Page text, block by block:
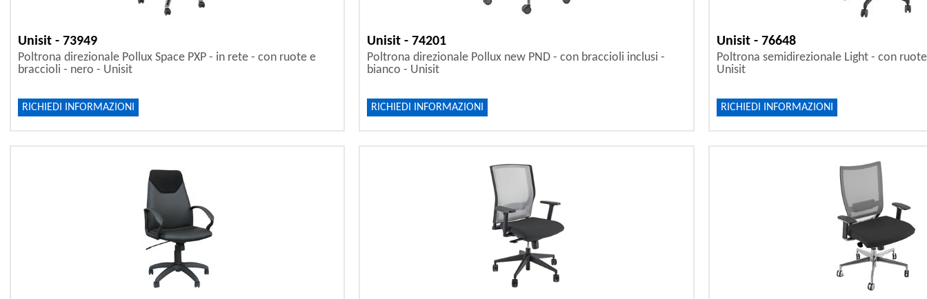
Unisit - 73949
Poltrona direzionale Pollux Space PXP - in rete - con ruote e
braccioli - nero - Unisit
RICHIEDI INFORMAZIONI
Unisit - 74201
Poltrona direzionale Pollux new PND - con braccioli inclusi -
bianco - Unisit
RICHIEDI INFORMAZIONI
Unisit - 76648
Poltrona semidirezionale Light - con
Unisit
RICHIEDI INFORMAZIONI